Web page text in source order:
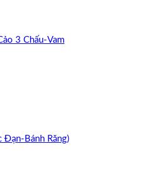
3 Chấu-Vam
Đạn-Bánh Răng)